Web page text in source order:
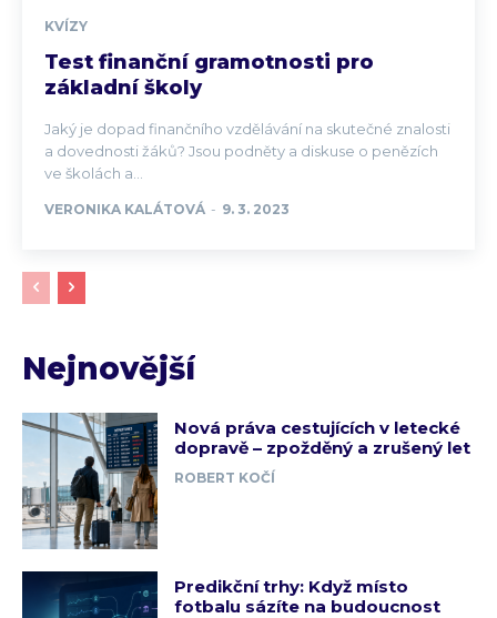
KVÍZY
Test finanční gramotnosti pro
základní školy
Jaký je dopad finančního vzdělávání na skutečné znalosti
a dovednosti žáků? Jsou podněty a diskuse o penězích
ve školách a...
VERONIKA KALÁTOVÁ - 9. 3. 2023
Nejnovější
Nová práva cestujících v letecké
dopravě – zpožděný a zrušený let
ROBERT KOČÍ
Predikční trhy: Když místo
fotbalu sázíte na budoucnost